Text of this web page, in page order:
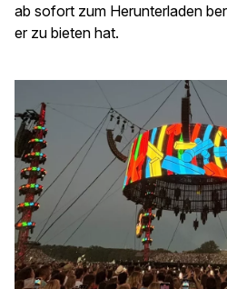
ab sofort zum Herunterladen
er zu bieten hat.